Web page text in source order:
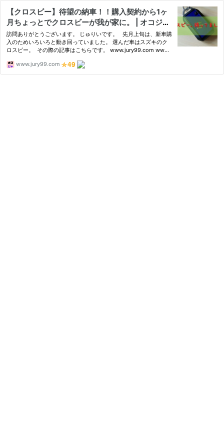
【クロスビー】待望の納車！！購入契約から1ヶ
月ちょっとでクロスビーが我が家に。 | オコジョ
的じゅりいズム
訪問ありがとうございます。 じゅりいです。 先月上旬は、新車購
入のためいろいろと動き回っていました。 選んだ車はスズキのク
ロスビー。 その際の記事はこちらです。 www.jury99.com www.j
www.jury99.com